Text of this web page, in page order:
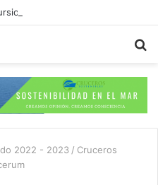
2022 - 2023 / Cruceros